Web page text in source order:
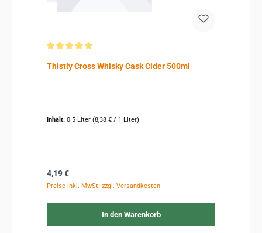
Thistly Cross Whisky Cask Cider 500ml
Inhalt: 0.5 Liter (8,38 € / 1 Liter)
Regulärer Preis:
4,19 €
Preise inkl. MwSt. zzgl. Versandkosten
In den Warenkorb